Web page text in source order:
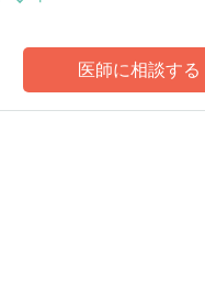
医師に相談する